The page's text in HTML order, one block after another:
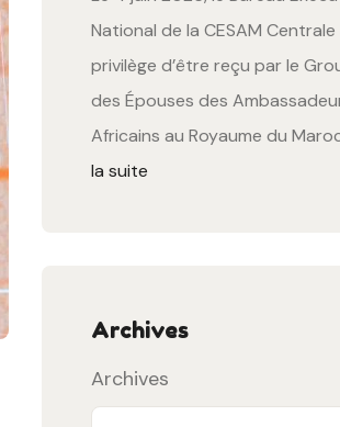
National de la CESAM Centrale
privilège d’être reçu par le
des Épouses des
Africains au Royaume du
la suite
Archives
Archives